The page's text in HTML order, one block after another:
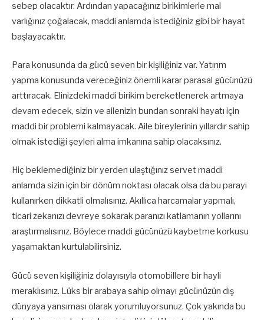
sebep olacaktır. Ardından yapacağınız birikimlerle mal
varlığınız çoğalacak, maddi anlamda istediğiniz gibi bir hayat
başlayacaktır.
Para konusunda da gücü seven bir kişiliğiniz var. Yatırım
yapma konusunda vereceğiniz önemli karar parasal gücünüzü
arttıracak. Elinizdeki maddi birikim bereketlenerek artmaya
devam edecek, sizin ve ailenizin bundan sonraki hayatı için
maddi bir problemi kalmayacak. Aile bireylerinin yıllardır sahip
olmak istediği şeyleri alma imkanına sahip olacaksınız.
Hiç beklemediğiniz bir yerden ulaştığınız servet maddi
anlamda sizin için bir dönüm noktası olacak olsa da bu parayı
kullanırken dikkatli olmalısınız. Akıllıca harcamalar yapmalı,
ticari zekanızı devreye sokarak paranızı katlamanın yollarını
araştırmalısınız. Böylece maddi gücünüzü kaybetme korkusu
yaşamaktan kurtulabilirsiniz.
Gücü seven kişiliğiniz dolayısıyla otomobillere bir hayli
meraklısınız. Lüks bir arabaya sahip olmayı gücünüzün dış
dünyaya yansıması olarak yorumluyorsunuz. Çok yakında bu